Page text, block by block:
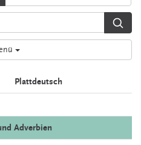
Plattdeutsch
Adverbien